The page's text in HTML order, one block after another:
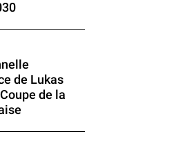
de Lukas
de la